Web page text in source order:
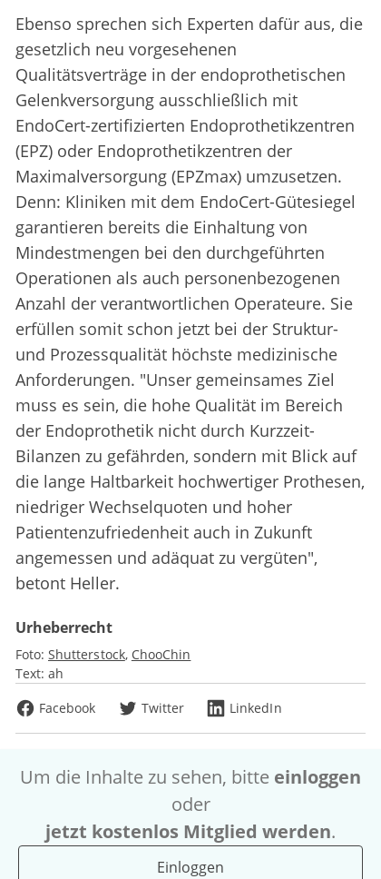
Ebenso sprechen sich Experten dafür aus, die
gesetzlich neu vorgesehenen
Qualitätsverträge in der endoprothetischen
Gelenkversorgung ausschließlich mit
EndoCert-zertifizierten Endoprothetikzentren
(EPZ) oder Endoprothetikzentren der
Maximalversorgung (EPZmax) umzusetzen.
Denn: Kliniken mit dem EndoCert-Gütesiegel
garantieren bereits die Einhaltung von
Mindestmengen bei den durchgeführten
Operationen als auch personenbezogenen
Anzahl der verantwortlichen Operateure. Sie
erfüllen somit schon jetzt bei der Struktur-
und Prozessqualität höchste medizinische
Anforderungen. "Unser gemeinsames Ziel
muss es sein, die hohe Qualität im Bereich
der Endoprothetik nicht durch Kurzzeit-
Bilanzen zu gefährden, sondern mit Blick auf
die lange Haltbarkeit hochwertiger Prothesen,
niedriger Wechselquoten und hoher
Patientenzufriedenheit auch in Zukunft
angemessen und adäquat zu vergüten",
betont Heller.
Urheberrecht
Foto: Shutterstock ChooChin
Text: ah
Facebook
Twitter LinkedIn
Um die Inhalte zu sehen, bitte einloggen
oder
jetzt kostenlos Mitglied werden.
Einloggen